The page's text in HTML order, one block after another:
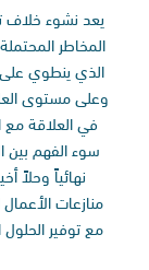
يعد نشوء خلاف
المخاطر
الذي ينطوي
وعلى مستوى
في العلاقة مع
سوء الفهم بين
نهائياً وحلاً
منازعات
مع توفير